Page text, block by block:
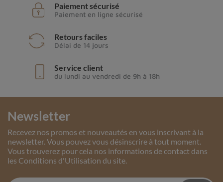
Paiement sécurisé
Paiement en ligne sécurisé
Retours faciles
Délai de 14 jours
Service client
du lundi au vendredi de 9h à 18h
Newsletter
Recevez nos promos et nouveautés en vous inscrivant à la
newsletter. Vous pouvez vous désinscrire à tout moment.
Vous trouverez pour cela nos informations de contact dans
les Conditions d'Utilisation du site.